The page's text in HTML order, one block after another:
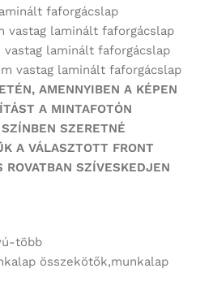
faforgácslap
vastag laminált faforgácslap
vastag laminált faforgácslap
vastag laminált faforgácslap
AMENNYIBEN A KÉPEN
A MINTAFOTÓN
SZERETNÉ
A VÁLASZTOTT FRONT
ROVATBAN SZÍVESKEDJEN
több
összekötők,munkalap